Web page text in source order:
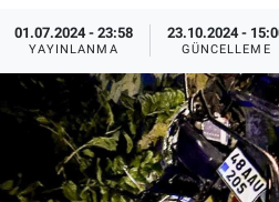
01.07.2024 - 23:58
YAYINLANMA
23.10.2024 -
GÜNCELLEME
Magazin
Politika
Sağlık